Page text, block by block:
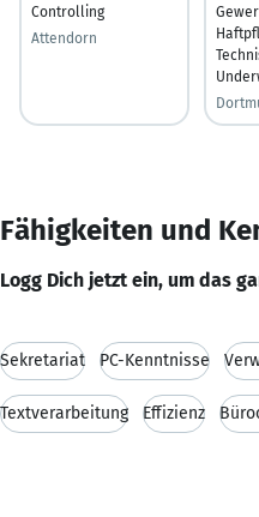
Controlling
Attendorn
Fähigkeiten und
Logg Dich jetzt ein, um das
Sekretariat PC-Kenntnisse
Textverarbeitung Effizienz